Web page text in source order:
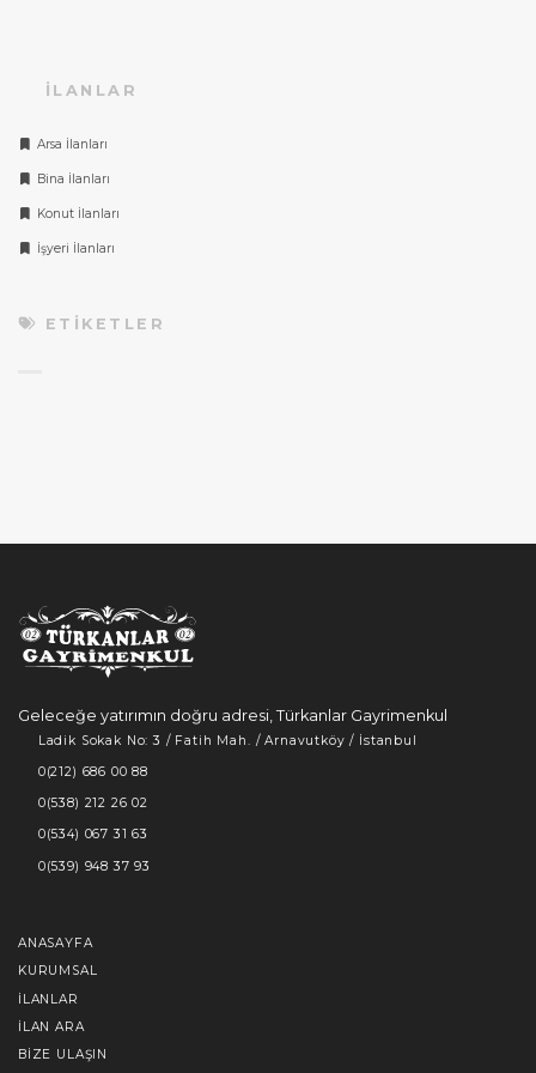
İLANLAR
Arsa İlanları
Bina İlanları
Konut İlanları
İşyeri İlanları
ETIKETLER
Geleceğe yatırımın doğru adresi, Türkanlar Gayrimenkul
Ladik Sokak No: 3 / Fatih Mah. / Arnavutköy / İstanbul
0(212) 686 00 88
0(538) 212 26 02
0(534) 067 31 63
0(539) 948 37 93
ANASAYFA
KURUMSAL
İLANLAR
İLAN ARA
BIZE ULAŞIN